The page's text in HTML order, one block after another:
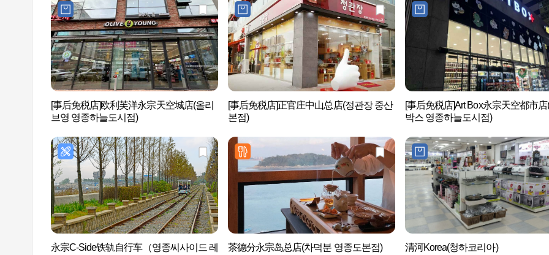
[事后免税店]欧利芙洋永宗天空城店(올리
브영 영종하늘도시점)
[事后免税店]正官庄中山总店(정관장 중산
본점)
[事后免税店]Art Box永宗天空都市店
박스 영종하늘도시점)
永宗C-Side铁轨自行车（영종씨사이드 레
茶德分永宗岛总店(차덕분 영종도본점) 清河Korea(청하코리아)